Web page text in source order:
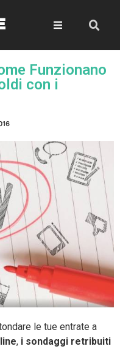
Funzionano
con i
le tue entrate a
, i sondaggi retribuiti